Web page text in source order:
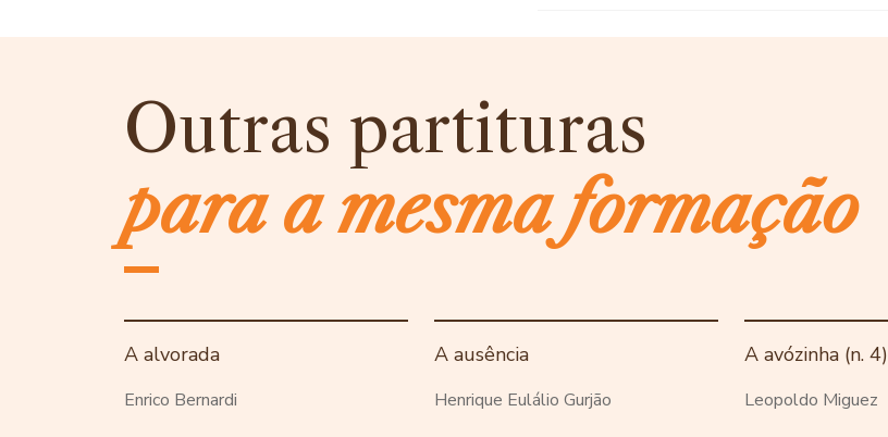
Outras partituras
para a mesma formação
A alvorada
Enrico Bernardi
A ausência
Henrique Eulálio Gurjão
A avózinha (n. 4)
Leopoldo Miguez